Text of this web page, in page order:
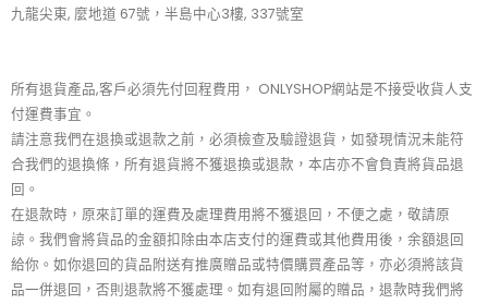
九龍尖東, 麼地道 67號，半島中心3樓, 337號室
所有退貨產品,客戶必須先付回程費用， ONLYSHOP網站是不接受收貨人支
付運費事宜。
請注意我們在退換或退款之前，必須檢查及驗證退貨，如發現情況未能符
合我們的退換條，所有退貨將不獲退換或退款，本店亦不會負責將貨品退
回。
在退款時，原來訂單的運費及處理費用將不獲退回，不便之處，敬請原
諒。我們會將貨品的金額扣除由本店支付的運費或其他費用後，余額退回
給你。如你退回的貨品附送有推廣贈品或特價購買產品等，亦必須將該貨
品一併退回，否則退款將不獲處理。如有退回附屬的贈品，退款時我們將